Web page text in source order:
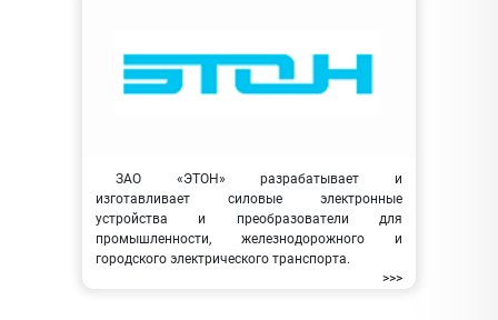
ЗАО «ЭТОН» разрабатывает и
изготавливает силовые электронные
устройства и преобразователи для
промышленности, железнодорожного и
городского электрического транспорта.
>>>